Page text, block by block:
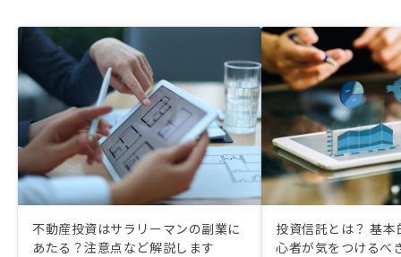
不動産投資はサラリーマンの副業に
あたる？注意点など解説します
投資信託とは？ 基
心者が気をつけるべ